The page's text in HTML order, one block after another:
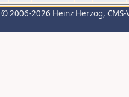
© 2006-2026 Heinz Herzog,